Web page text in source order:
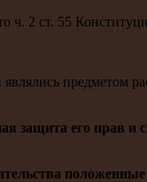
2 ст. 55
предметом
защита его прав и